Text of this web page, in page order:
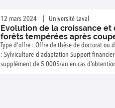
12 mars 2024 Université Laval
Évolution de la croissance
forêts tempérées après
télédétection
Type d'offre : Offre de thèse de doctorat ou
: Sylviculture d'adaptation Support financier : Doctorat : Bourse garantie de 25 000 $ par année (4 ans)
supplément de 5 000$/an en cas d’obtention d’une bourse du FRQNT ou du CRSNG. Maîtrise: Bourse garantie